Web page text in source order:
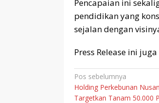
Pencapaian ini
pendidikan yang
sejalan dengan
Press Release ini
Navigasi
pos
Pos sebelumnya
Holding Perkebunan
Targetkan Tanam 50.000